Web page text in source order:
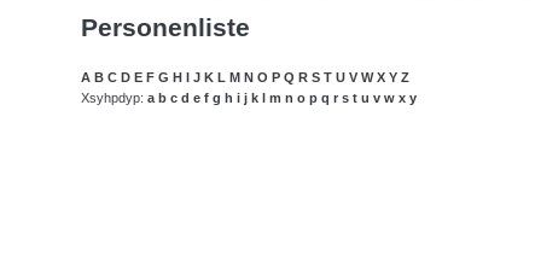
Personenliste
A B C D E F G H I J K L M N O P Q R S T U V W X Y Z
Xsyhpdyp:a b c d e f g h i j k l m n o p q r s t u v w x y